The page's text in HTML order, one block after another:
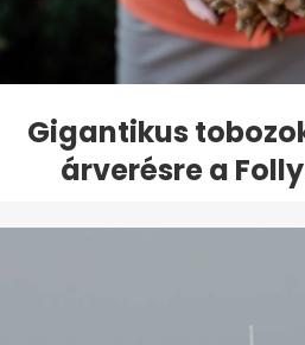
Gigantikus
árverésre a